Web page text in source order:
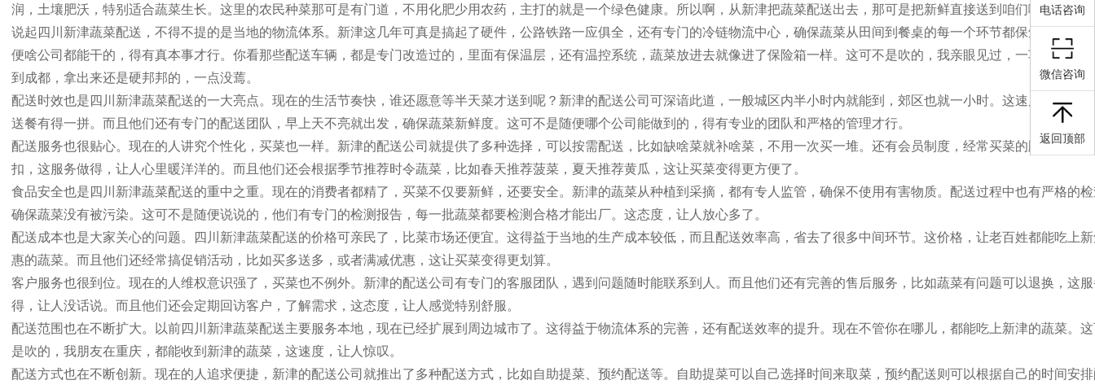
润，土壤肥沃，特别适合蔬菜生长。这里的农民种菜那可是有门道，不用化肥少用农药，主打的就是一个绿色健康。所以啊，从新津把蔬菜配送出去，那可是把新鲜直接送到咱们嘴边。
说起四川新津蔬菜配送，不得不提的是当地的物流体系。新津这几年可真是搞起了硬件，公路铁路一应俱全，还有专门的冷链物流中心，确保蔬菜从田间到餐桌的每一个环节都保鲜。这可
便啥公司都能干的，得有真本事才行。你看那些配送车辆，都是专门改造过的，里面有保温层，还有温控系统，蔬菜放进去就像进了保险箱一样。这可不是吹的，我亲眼见过，一车蔬菜从
到成都，拿出来还是硬邦邦的，一点没蔫。
配送时效也是四川新津蔬菜配送的一大亮点。现在的生活节奏快，谁还愿意等半天菜才送到呢？新津的配送公司可深谙此道，一般城区内半小时内就能到，郊区也就一小时。这速度，跟外
送餐有得一拼。而且他们还有专门的配送团队，早上天不亮就出发，确保蔬菜新鲜度。这可不是随便哪个公司能做到的，得有专业的团队和严格的管理才行。
配送服务也很贴心。现在的人讲究个性化，买菜也一样。新津的配送公司就提供了多种选择，可以按需配送，比如缺啥菜就补啥菜，不用一次买一堆。还有会员制度，经常买菜的顾客能享
扣，这服务做得，让人心里暖洋洋的。而且他们还会根据季节推荐时令蔬菜，比如春天推荐菠菜，夏天推荐黄瓜，这让买菜变得更方便了。
食品安全也是四川新津蔬菜配送的重中之重。现在的消费者都精了，买菜不仅要新鲜，还要安全。新津的蔬菜从种植到采摘，都有专人监管，确保不使用有害物质。配送过程中也有严格的
确保蔬菜没有被污染。这可不是随便说说的，他们有专门的检测报告，每一批蔬菜都要检测合格才能出厂。这态度，让人放心多了。
配送成本也是大家关心的问题。四川新津蔬菜配送的价格可亲民了，比菜市场还便宜。这得益于当地的生产成本较低，而且配送效率高，省去了很多中间环节。这价格，让老百姓都能吃上
惠的蔬菜。而且他们还经常搞促销活动，比如买多送多，或者满减优惠，这让买菜变得更划算。
客户服务也很到位。现在的人维权意识强了，买菜也不例外。新津的配送公司有专门的客服团队，遇到问题随时能联系到人。而且他们还有完善的售后服务，比如蔬菜有问题可以退换，这
得，让人没话说。而且他们还会定期回访客户，了解需求，这态度，让人感觉特别舒服。
配送范围也在不断扩大。以前四川新津蔬菜配送主要服务本地，现在已经扩展到周边城市了。这得益于物流体系的完善，还有配送效率的提升。现在不管你在哪儿，都能吃上新津的蔬菜。
是吹的，我朋友在重庆，都能收到新津的蔬菜，这速度，让人惊叹。
配送方式也在不断创新。现在的人追求便捷，新津的配送公司就推出了多种配送方式，比如自助提菜、预约配送等。自助提菜可以自己选择时间来取菜，预约配送则可以根据自己的时间安
电话咨询
微信咨询
返回顶部